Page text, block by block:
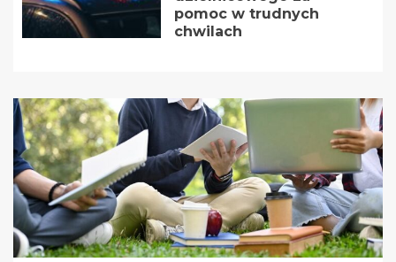
pomoc w trudnych
chwilach